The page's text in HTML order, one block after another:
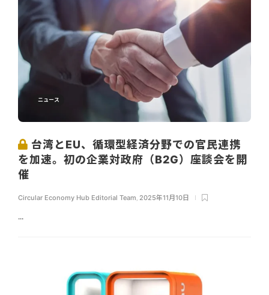
ニュース
台湾とEU、循環型経済分野での官民連携
を加速。初の企業対政府（B2G）座談会を開
催
Circular Economy Hub Editorial Team 2025年11月10日
...